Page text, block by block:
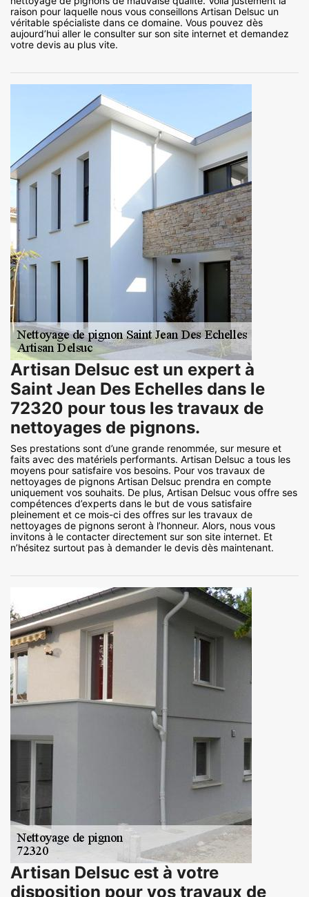
raison pour laquelle nous vous conseillons Artisan Delsuc un
véritable spécialiste dans ce domaine. Vous pouvez dès
aujourd’hui aller le consulter sur son site internet et demandez
votre devis au plus vite.
Artisan Delsuc est un expert à
Saint Jean Des Echelles dans le
72320 pour tous les travaux de
nettoyages de pignons.
Ses prestations sont d’une grande renommée, sur mesure et
faits avec des matériels performants. Artisan Delsuc a tous les
moyens pour satisfaire vos besoins. Pour vos travaux de
nettoyages de pignons Artisan Delsuc prendra en compte
uniquement vos souhaits. De plus, Artisan Delsuc vous offre ses
compétences d’experts dans le but de vous satisfaire
pleinement et ce mois-ci des offres sur les travaux de
nettoyages de pignons seront à l’honneur. Alors, nous vous
invitons à le contacter directement sur son site internet. Et
n’hésitez surtout pas à demander le devis dès maintenant.
Artisan Delsuc est à votre
disposition pour vos travaux de